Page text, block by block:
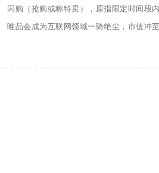
闪购（抢购或称特卖），原指限定时间段
唯品会成为互联网领域一骑绝尘，市值冲